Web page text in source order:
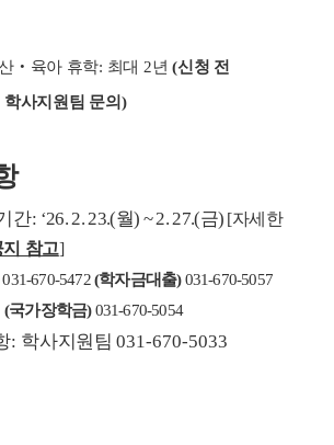
‧ 육아 휴학: 최대 2년(신청 전
학사지원팀 문의)
간: ‘26. 2. 23.(월) ~ 2. 27.(금) [자세한
참고]
031-670-5472(학자금대출)031-670-5057
(국가장학금)031-670-5054
: 학사지원팀031-670-5033